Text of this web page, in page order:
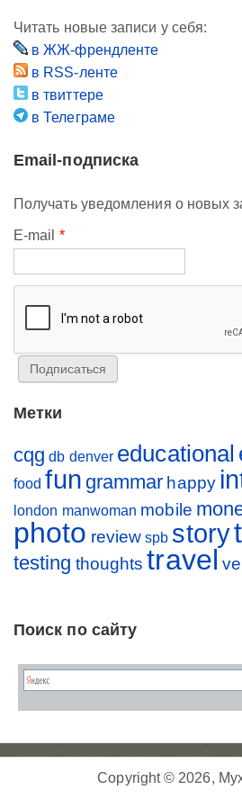
Читать новые записи у себя:
в ЖЖ-френдленте
в RSS-ленте
в твиттере
в Телеграме
Email-подписка
Получать уведомления о новых
E-mail *
Метки
cqg db denver educational
food fun grammar happy
london manwoman mobile
photo review spb story
testing thoughts travel
Поиск по сайту
Copyright © 2026,